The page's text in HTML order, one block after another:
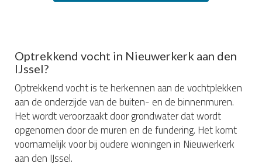
Optrekkend vocht in Nieuwerkerk aan den
IJssel?
Optrekkend vocht is te herkennen aan de vochtplekken
aan de onderzijde van de buiten- en de binnenmuren.
Het wordt veroorzaakt door grondwater dat wordt
opgenomen door de muren en de fundering. Het komt
voornamelijk voor bij oudere woningen in Nieuwerkerk
aan den IJssel.